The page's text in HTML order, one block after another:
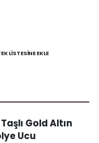
LISTESINE EKLE
Gold Altın
Ucu